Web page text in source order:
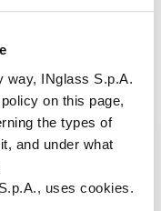
way, INglass S.p.A.
on this page,
the types of
and under what
uses cookies.